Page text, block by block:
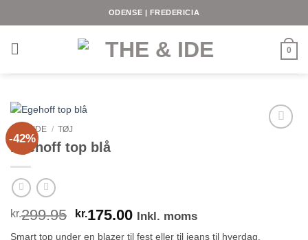
ODENSE | FREDERICIA
0
-42%
FORSIDE / TØJ
Egehoff top blå
kr.299.95 Den
kr. 175.00Den
Inkl. moms
Smart top under en blazer til fest eller til jeans til hverdag.